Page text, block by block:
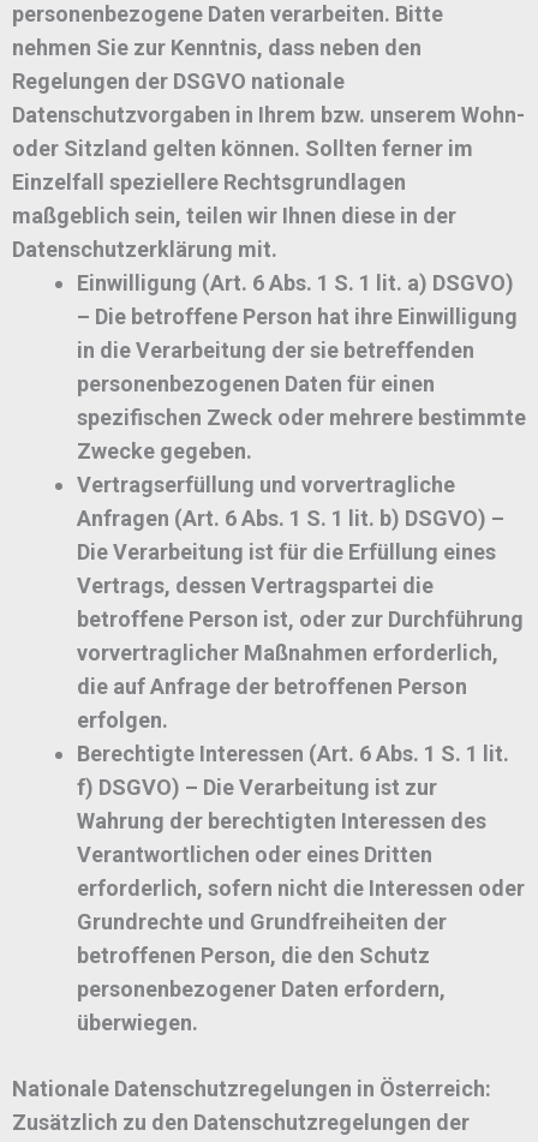
personenbezogene Daten verarbeiten. Bitte
nehmen Sie zur Kenntnis, dass neben den
Regelungen der DSGVO nationale
Datenschutzvorgaben in Ihrem bzw. unserem Wohn-
oder Sitzland gelten können. Sollten ferner im
Einzelfall speziellere Rechtsgrundlagen
maßgeblich sein, teilen wir Ihnen diese in der
Datenschutzerklärung mit.
Einwilligung (Art. 6 Abs. 1 S. 1 lit. a) DSGVO)
– Die betroffene Person hat ihre Einwilligung
in die Verarbeitung der sie betreffenden
personenbezogenen Daten für einen
spezifischen Zweck oder mehrere bestimmte
Zwecke gegeben.
Vertragserfüllung und vorvertragliche
Anfragen (Art. 6 Abs. 1 S. 1 lit. b) DSGVO) –
Die Verarbeitung ist für die Erfüllung eines
Vertrags, dessen Vertragspartei die
betroffene Person ist, oder zur Durchführung
vorvertraglicher Maßnahmen erforderlich,
die auf Anfrage der betroffenen Person
erfolgen.
Berechtigte Interessen (Art. 6 Abs. 1 S. 1 lit.
f) DSGVO) – Die Verarbeitung ist zur
Wahrung der berechtigten Interessen des
Verantwortlichen oder eines Dritten
erforderlich, sofern nicht die Interessen oder
Grundrechte und Grundfreiheiten der
betroffenen Person, die den Schutz
personenbezogener Daten erfordern,
überwiegen.
Nationale Datenschutzregelungen in Österreich:
Zusätzlich zu den Datenschutzregelungen der